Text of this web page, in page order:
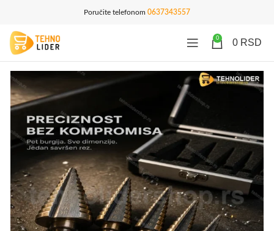
Poručite telefonom 0637343557
0 0 RSD